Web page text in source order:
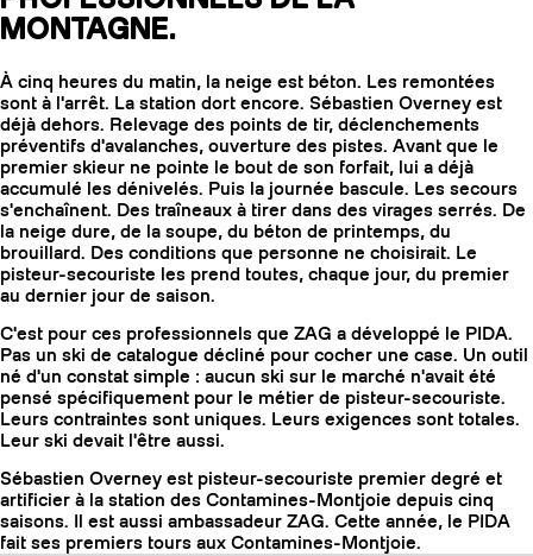
COUTEAUX
MONTAGNE.
À cinq heures du matin, la neige est béton. Les remontées
sont à l'arrêt. La station dort encore. Sébastien Overney est
déjà dehors. Relevage des points de tir, déclenchements
préventifs d'avalanches, ouverture des pistes. Avant que le
premier skieur ne pointe le bout de son forfait, lui a déjà
accumulé les dénivelés. Puis la journée bascule. Les secours
s'enchaînent. Des traîneaux à tirer dans des virages serrés. De
la neige dure, de la soupe, du béton de printemps, du
brouillard. Des conditions que personne ne choisirait. Le
pisteur-secouriste les prend toutes, chaque jour, du premier
au dernier jour de saison.
C'est pour ces professionnels que ZAG a développé le PIDA.
Pas un ski de catalogue décliné pour cocher une case. Un outil
né d'un constat simple : aucun ski sur le marché n'avait été
pensé spécifiquement pour le métier de pisteur-secouriste.
Leurs contraintes sont uniques. Leurs exigences sont totales.
Leur ski devait l'être aussi.
Sébastien Overney est pisteur-secouriste premier degré et
artificier à la station des Contamines-Montjoie depuis cinq
saisons. Il est aussi ambassadeur ZAG. Cette année, le PIDA
fait ses premiers tours aux Contamines-Montjoie.